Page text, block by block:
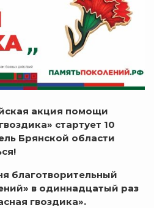
акция помощи
стартует 10
Брянской области
благотворительный
в одиннадцатый раз
гвоздика».